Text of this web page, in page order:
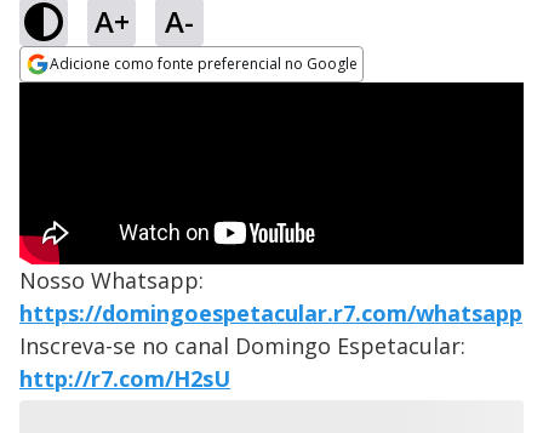
A+ A-
Adicione como fonte preferencial no Google
Nosso Whatsapp:
https://domingoespetacular.r7.com/whatsapp
Inscreva-se no canal Domingo Espetacular:
http://r7.com/H2sU